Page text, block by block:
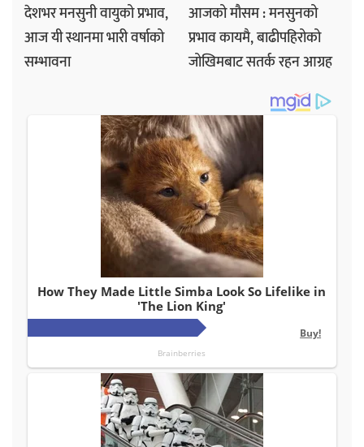
देशभर मनसुनी वायुको प्रभाव,
आज यी स्थानमा भारी वर्षाको
सम्भावना
आजको मौसम : मनसुनको
प्रभाव कायमै, बाढीपहिरोको
जोखिमबाट सतर्क रहन आग्रह